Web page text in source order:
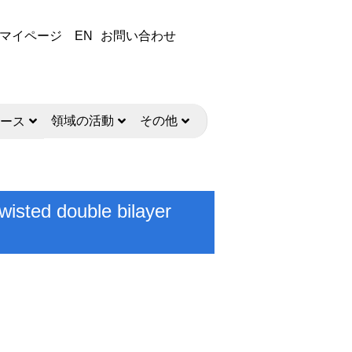
マイページ EN お問い合わせ
ス 領域の活動 その他
double bilayer